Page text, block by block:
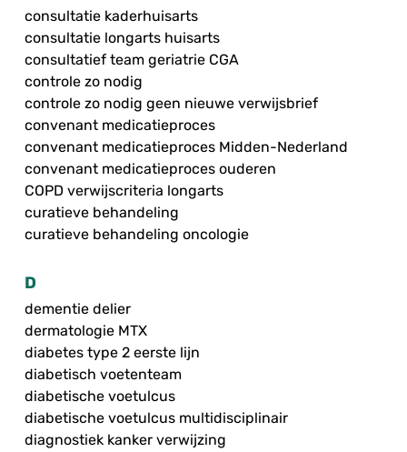
consultatie kaderhuisarts
consultatie longarts huisarts
consultatief team geriatrie CGA
controle zo nodig
controle zo nodig geen nieuwe verwijsbrief
convenant medicatieproces
convenant medicatieproces Midden-Nederland
convenant medicatieproces ouderen
COPD verwijscriteria longarts
curatieve behandeling
curatieve behandeling oncologie
D
dementie delier
dermatologie MTX
diabetes type 2 eerste lijn
diabetisch voetenteam
diabetische voetulcus
diabetische voetulcus multidisciplinair
diagnostiek kanker verwijzing